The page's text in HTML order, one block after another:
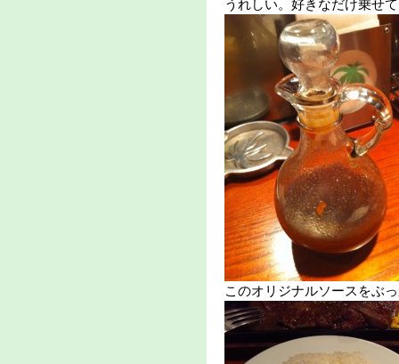
うれしい。好きなだけ乗せ
このオリジナルソースをぶ